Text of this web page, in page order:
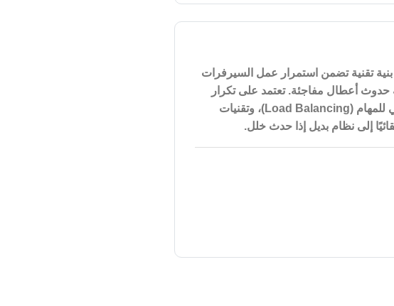
تقنية تضمن استمرار عمل السيرفرات
أعطال مفاجئة. تعتمد على تكرار
للمهام (Load Balancing)
، وتقنيات
إلى نظام بديل إذا حدث خلل.